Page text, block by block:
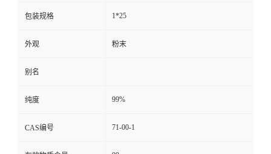
包装规格 1*25
外观 粉末
别名
纯度 99%
CAS编号 71-00-1